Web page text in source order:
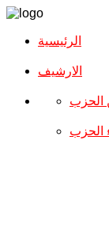
الرئيسية
الارشیف
الحزب
الحزب